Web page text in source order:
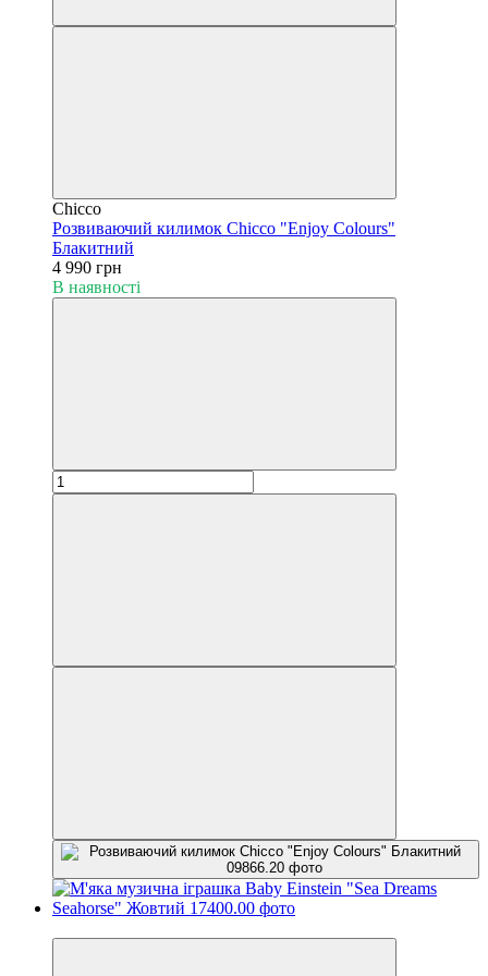
Chicco
Розвиваючий килимок Chicco "Enjoy Colours"
Блакитний
4 990 грн
В наявності